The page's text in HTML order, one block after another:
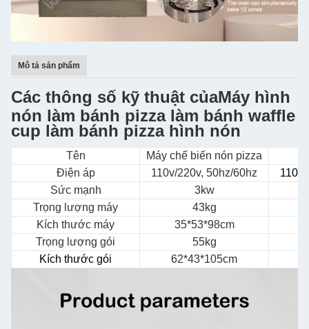
Mô tả sản phẩm
Các thông số kỹ thuật củaMáy hình
nón làm bánh pizza làm bánh waffle
cup làm bánh pizza hình nón
Tên Máy chế biến nón pizza
Điện áp
110v/220v, 50hz/60hz
Sức mạnh
3kw
Trọng lượng máy
43kg
Kích thước máy
35*53*98cm
Trọng lượng gói
55kg
Kích thước gói
62*43*105cm